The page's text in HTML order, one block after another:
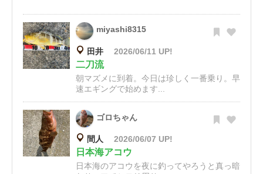
miyashi8315
田井 2026/06/11 UP!
二刀流
朝マズメに到着。今日は珍しく一番乗り。早
速エギングで始めます...
ゴロちゃん
間人 2026/06/07 UP!
日本海アコウ
日本海のアコウを夜に釣ってやろうと真っ暗